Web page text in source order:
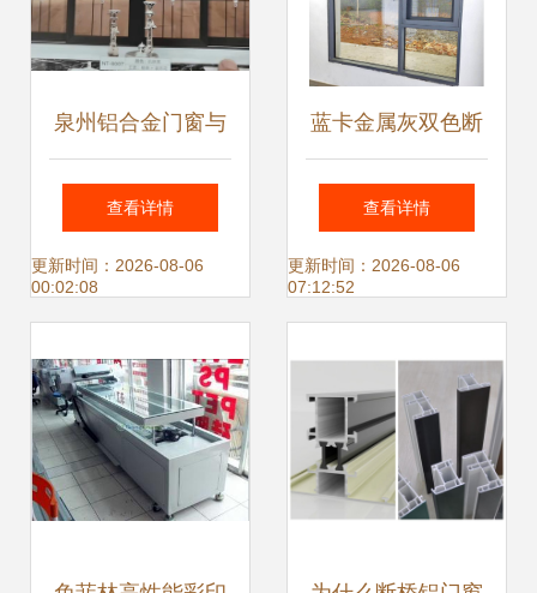
泉州铝合金门窗与
空调设备的协同应
用与市场趋势
查看详情
更新时间：2026-08-06
00:02:08
蓝卡金属灰双色断
桥铝系统门窗 贵阳
阳台封装的卓越之
查看详情
更新时间：2026-08-06
07:12:52